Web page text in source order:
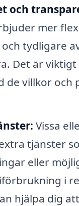
och
mer
tydligare
Det är
de villkor och
Vissa
tjänster
eller
i
hjälpa dig